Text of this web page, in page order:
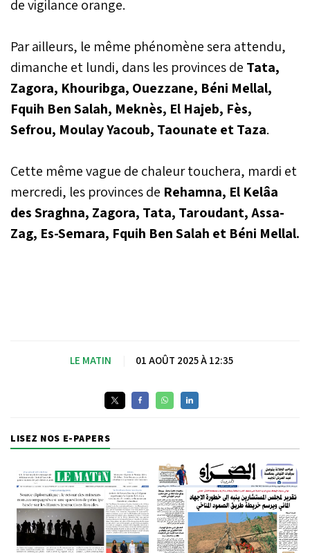
de vigilance orange.
Par ailleurs, le même phénomène sera attendu,
dimanche et lundi, dans les provinces de Tata,
Zagora, Khouribga, Ouezzane, Béni Mellal,
Fquih Ben Salah, Meknès, El Hajeb, Fès,
Sefrou, Moulay Yacoub, Taounate et Taza.
Cette même vague de chaleur touchera, mardi et
mercredi, les provinces de Rehamna, El Kelâa
des Sraghna, Zagora, Tata, Taroudant, Assa-
Zag, Es-Semara, Fquih Ben Salah et Béni Mellal.
LE MATIN 01 AOÛT 2025 À 12:35
LISEZ NOS E-PAPERS